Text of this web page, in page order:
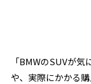
「BMWのSUVが
や、実際にかかる